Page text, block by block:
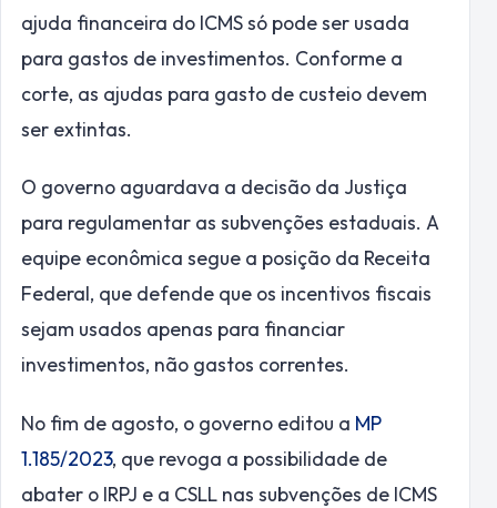
ajuda financeira do ICMS só pode ser usada
para gastos de investimentos. Conforme a
corte, as ajudas para gasto de custeio devem
ser extintas.
O governo aguardava a decisão da Justiça
para regulamentar as subvenções estaduais. A
equipe econômica segue a posição da Receita
Federal, que defende que os incentivos fiscais
sejam usados apenas para financiar
investimentos, não gastos correntes.
No fim de agosto, o governo editou a MP
1.185/2023, que revoga a possibilidade de
abater o IRPJ e a CSLL nas subvenções de ICMS